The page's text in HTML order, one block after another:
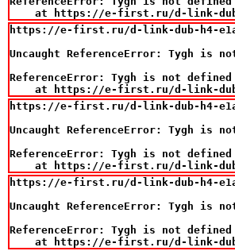
at https://e-first.ru/d-link-
https://e-first.ru/d-link-dub-h4-e1a-
Uncaught ReferenceError: Tygh is
ReferenceError: Tygh is not defined
at https://e-first.ru/d-link-
https://e-first.ru/d-link-dub-h4-e1a-
Uncaught ReferenceError: Tygh is
ReferenceError: Tygh is not defined
at https://e-first.ru/d-link-
https://e-first.ru/d-link-dub-h4-e1a-
Uncaught ReferenceError: Tygh is
ReferenceError: Tygh is not defined
at https://e-first.ru/d-link-